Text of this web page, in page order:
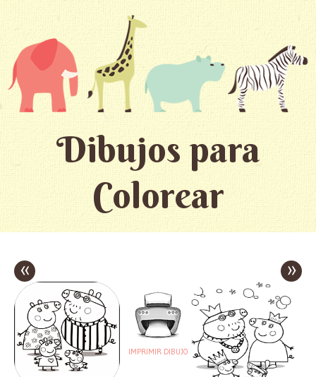
Dibujos para
Colorear
«
IMPRIMIR DIBUJO
»